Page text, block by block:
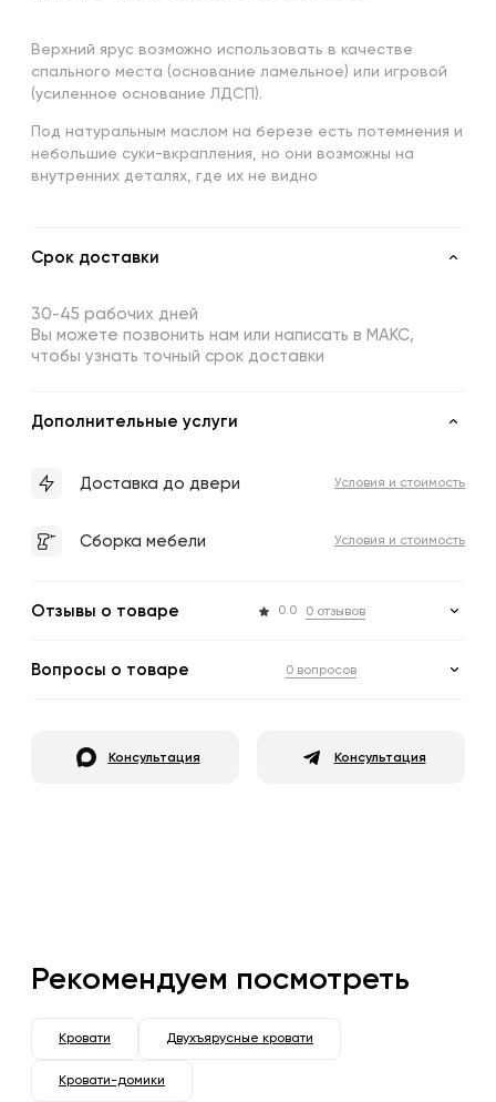
Верхний ярус возможно использовать в качестве
спального места (основание ламельное) или игровой
(усиленное основание ЛДСП).
Под натуральным маслом на березе есть потемнения и
небольшие суки-вкрапления, но они возможны на
внутренних деталях, где их не видно
Срок доставки
30-45 рабочих дней
Вы можете позвонить нам или написать в МАКС,
чтобы узнать точный срок доставки
Дополнительные услуги
Доставка до двери Условия и стоимость
Сборка мебели Условия и стоимость
Отзывы о товаре 0.0 0 отзывов
Вопросы о товаре 0 вопросов
Консультация Консультация
Рекомендуем посмотреть
Кровати Двухъярусные кровати
Кровати-домики